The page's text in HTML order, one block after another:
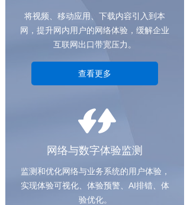
网络与数字体验监测
监测和优化网络与业务系统的用户体验，
实现体验可视化、体验预警、AI排错、体
验优化。
查看更多
将视频、移动应用、下载内容引入到本
网，提升网内用户的网络体验，缓解企业
互联网出口带宽压力。